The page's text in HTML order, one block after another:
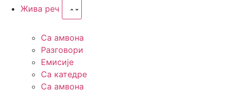
Жива реч
Са амвона
Разговори
Емисије
Са катедре
Са амвона